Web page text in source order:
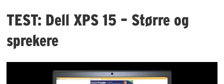
TEST: Dell XPS 15 – Større og
sprekere